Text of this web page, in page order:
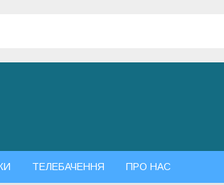
ТЕЛЕБАЧЕННЯ ПРО НАС